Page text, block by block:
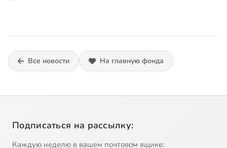
Все новости На главную фонда
Подписаться на рассылку:
Каждую неделю в вашем почтовом ящике: